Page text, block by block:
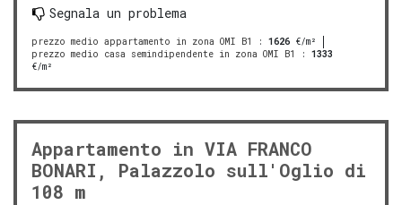
Segnala un problema
prezzo medio appartamento in zona OMI B1 : 1626 €/m²
prezzo medio casa semindipendente in zona OMI B1
: 1333
€/m²
Appartamento in VIA FRANCO
BONARI, Palazzolo sull'Oglio di
108 m